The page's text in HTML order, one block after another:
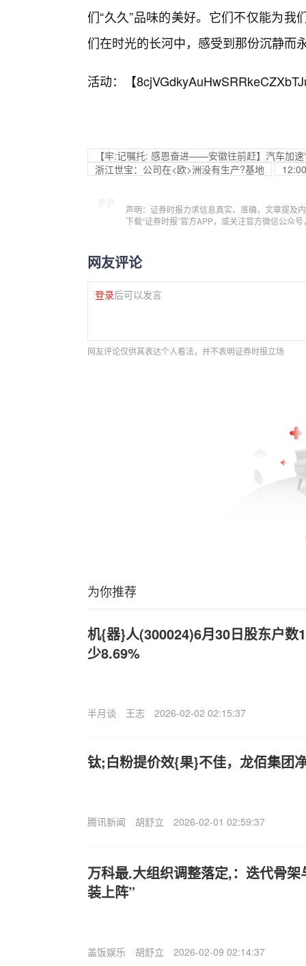
们“久久”品味的美好。它们不仅能为
们在时光的长河中，感受到那份沉静而
活动：【
【牢:记嘱托: 感恩奋进——安徽往前赶】汽车加速
浙江世宝：公司在<欧>洲没有生产?基地
声明：证券时报力求信息真实、准确，文章提及
下载“证券时报”官方APP，或关注官方微信公众
网友评论
登录后可以发言
网友评论仅供其表达个人看法，并不表明证券时报立场
为你推荐
机{器}人(300024)6月30日股东户数
少8.69%
半月谈 王志 2026-02-02 02:15:37
钛;白粉提价效{果}不佳，龙佰集团
腾讯新闻 胡舒立 2026-02-01 02:59:37
万科最.大组织调整落定,：迭代骨
装上阵”
盖饭娱乐 胡舒立 2026-02-09 02:14:37